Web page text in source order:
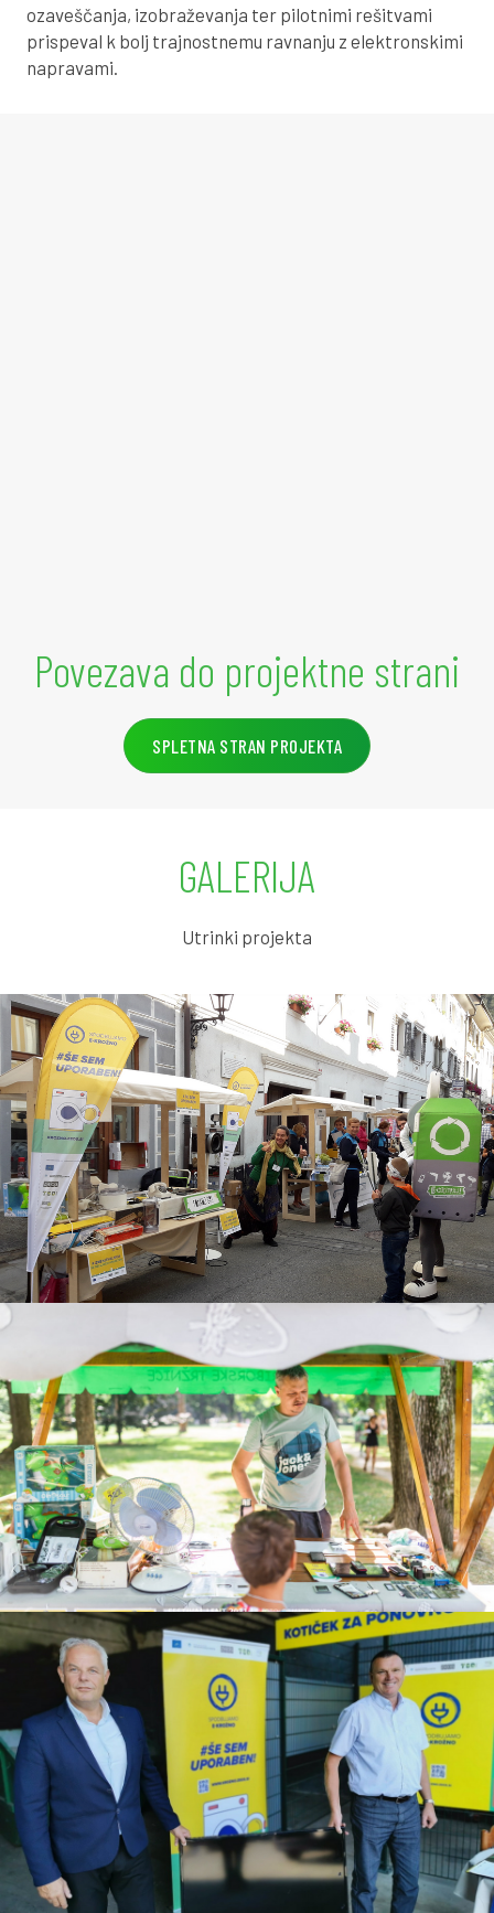
ozaveščanja, izobraževanja ter pilotnimi rešitvami
prispeval k bolj trajnostnemu ravnanju z elektronskimi
napravami.
Povezava do projektne strani
SPLETNA STRAN PROJEKTA
GALERIJA
Utrinki projekta